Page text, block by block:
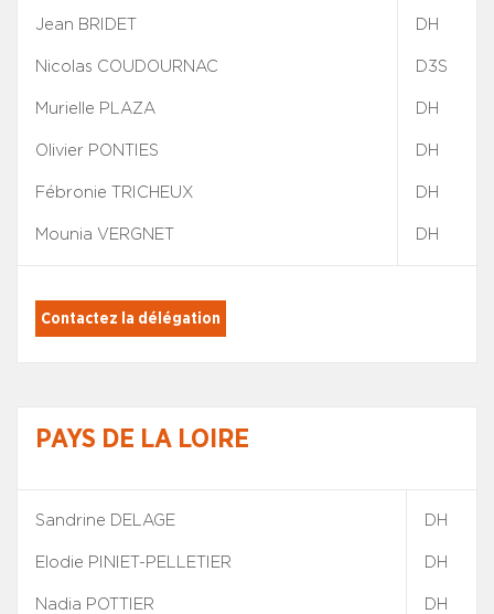
Jean BRIDET
Nicolas COUDOURNAC
Murielle PLAZA
Olivier PONTIES
Fébronie TRICHEUX
Mounia VERGNET
DH
D3S
DH
DH
DH
DH
Contactez la délégation
PAYS DE LA LOIRE
Sandrine DELAGE
Elodie PINIET-PELLETIER
Nadia POTTIER
DH
DH
DH